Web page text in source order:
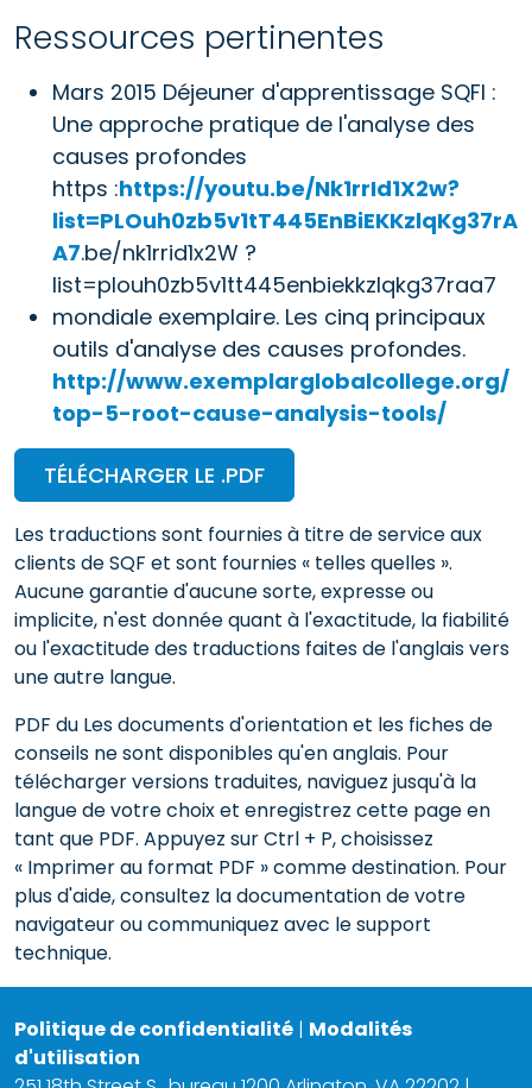
Ressources pertinentes
Mars 2015 Déjeuner d'apprentissage SQFI :
Une approche pratique de l'analyse des
causes profondes
https :https://youtu.be/Nk1rrId1X2w?
list=PLOuh0zb5v1tT445EnBiEKKzlqKg37rA
A7.be/nk1rrid1x2W ?
list=plouh0zb5v1tt445enbiekkzlqkg37raa7
mondiale exemplaire. Les cinq principaux
outils d'analyse des causes profondes.
http://www.exemplarglobalcollege.org/
top-5-root-cause-analysis-tools/
TÉLÉCHARGER LE .PDF
Les traductions sont fournies à titre de service aux
clients de SQF et sont fournies « telles quelles ».
Aucune garantie d'aucune sorte, expresse ou
implicite, n'est donnée quant à l'exactitude, la fiabilité
ou l'exactitude des traductions faites de l'anglais vers
une autre langue.
PDF du Les documents d'orientation et les fiches de
conseils ne sont disponibles qu'en anglais. Pour
télécharger versions traduites, naviguez jusqu'à la
langue de votre choix et enregistrez cette page en
tant que PDF. Appuyez sur Ctrl + P, choisissez
« Imprimer au format PDF » comme destination. Pour
plus d'aide, consultez la documentation de votre
navigateur ou communiquez avec le support
technique.
Politique de confidentialité | Modalités
d'utilisation